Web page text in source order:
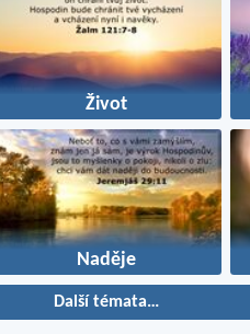
Život
Naděje
Další témata…